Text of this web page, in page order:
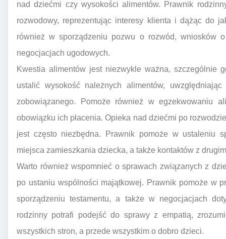
nad dziećmi czy wysokości alimentów. Prawnik
rozwodowy, reprezentując interesy klienta i dążąc do
również w sporządzeniu pozwu o rozwód, wniosków
negocjacjach ugodowych.
Kwestia alimentów jest niezwykle ważna, szczególnie
ustalić wysokość należnych alimentów,
zobowiązanego. Pomoże również w egzekwowaniu
obowiązku ich płacenia. Opieka nad dziećmi po
jest często niezbędna. Prawnik pomoże w ustaleniu
miejsca zamieszkania dziecka, a także kontaktów z
Warto również wspomnieć o sprawach związanych z
po ustaniu wspólności majątkowej. Prawnik pomoże w
sporządzeniu testamentu, a także w negocjacjach
rodzinny potrafi podejść do sprawy z empatią,
wszystkich stron, a przede wszystkim o dobro dzieci.